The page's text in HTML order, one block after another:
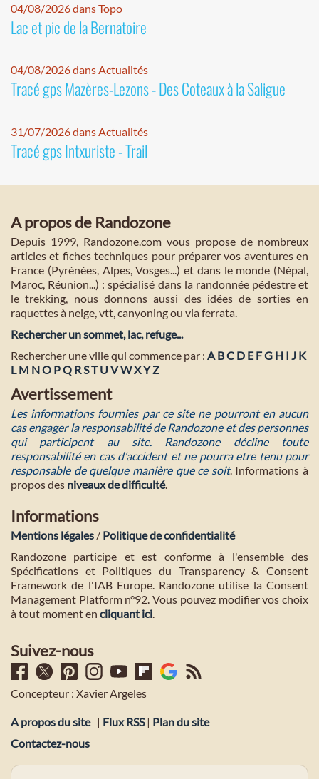
04/08/2026 dans Topo
Lac et pic de la Bernatoire
04/08/2026 dans Actualités
Tracé gps Mazères-Lezons - Des Coteaux à la Saligue
31/07/2026 dans Actualités
Tracé gps Intxuriste - Trail
A propos de Randozone
Depuis 1999, Randozone.com vous propose de nombreux
articles et fiches techniques pour préparer vos aventures en
France (Pyrénées, Alpes, Vosges...) et dans le monde (Népal,
Maroc, Réunion...) : spécialisé dans la randonnée pédestre et
le trekking, nous donnons aussi des idées de sorties en
raquettes à neige, vtt, canyoning ou via ferrata.
Rechercher un sommet, lac, refuge...
Rechercher une ville qui commence par : A BC D E FG H I J K
L M NO PQ RST U VWXYZ
Avertissement
Les informations fournies par ce site ne pourront en aucun
cas engager la responsabilité de Randozone et des personnes
qui participent au site. Randozone décline toute
responsabilité en cas d'accident et ne pourra etre tenu pour
responsable de quelque manière que ce soit. Informations à
propos des niveaux de difficulté.
Informations
Mentions légales / Politique de confidentialité
Randozone participe et est conforme à l'ensemble des
Spécifications et Politiques du Transparency & Consent
Framework de l'IAB Europe. Randozone utilise la Consent
Management Platform n°92. Vous pouvez modifier vos choix
à tout moment en cliquant ici.
Suivez-nous
Concepteur : Xavier Argeles
A propos du site | Flux RSS| Plan du site
Contactez-nous